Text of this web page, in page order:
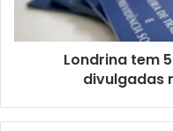
Campos ressaltou a
tutores cadastrados
não deixarem de
extremamente
Londrina tem
divulgadas